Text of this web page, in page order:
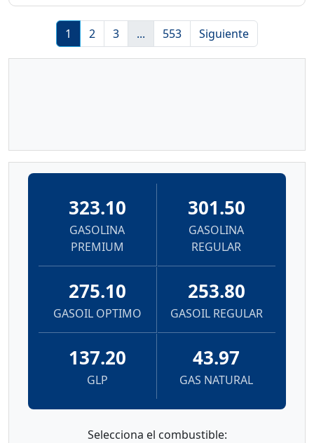
1 2 3 ... 553 Siguiente
323.10
GASOLINA
PREMIUM
301.50
GASOLINA
REGULAR
275.10
GASOIL OPTIMO
253.80
GASOIL REGULAR
137.20
GLP
43.97
GAS NATURAL
Selecciona el combustible: